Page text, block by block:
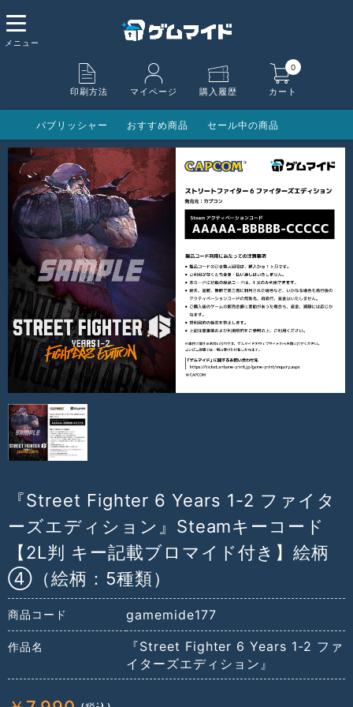
印刷方法 マイページ 購入履歴 カート
0
パブリッシャー おすすめ商品 セール中の商品
『Street Fighter 6 Years 1-2 ファイタ
ーズエディション』Steamキーコード
【2L判 キー記載ブロマイド付き】絵柄
④（絵柄：5種類）
商品コード gamemide177
作品名
『Street Fighter 6 Years 1-2 ファ
イターズエディション』